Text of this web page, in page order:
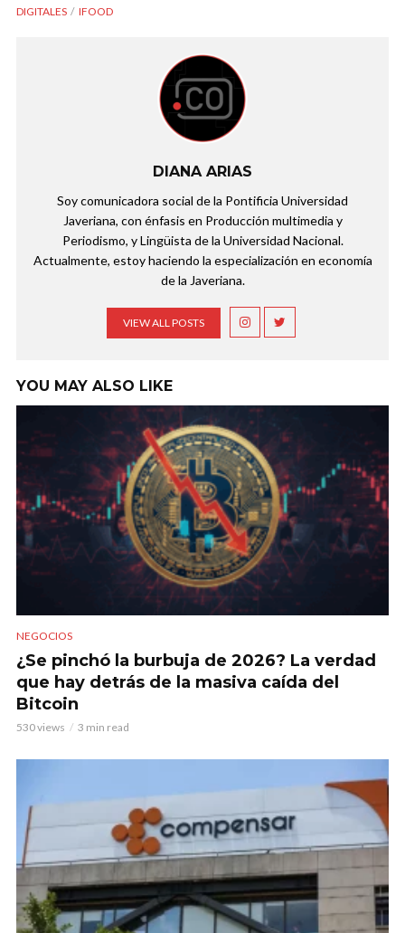
DIGITALES
IFOOD
DIANA ARIAS
Soy comunicadora social de la Pontificia Universidad
Javeriana, con énfasis en Producción multimedia y
Periodismo, y Lingüista de la Universidad Nacional.
Actualmente, estoy haciendo la especialización en economía
de la Javeriana.
VIEW ALL POSTS
YOU MAY ALSO LIKE
NEGOCIOS
¿Se pinchó la burbuja de 2026? La verdad
que hay detrás de la masiva caída del
Bitcoin
530 views 3 min read